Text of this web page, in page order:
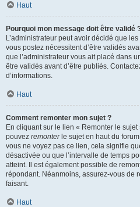
Haut
Pourquoi mon message doit être validé
L’administrateur peut avoir décidé que
vous postez nécessitent d’être validés
que l’administrateur vous ait placé dans
être validés avant d’être publiés.
d’informations.
Haut
Comment remonter mon sujet ?
En cliquant sur le lien « Remonter le
pouvez remonterle sujet en haut du
vous ne voyez pas ce lien, cela signifie
désactivée ou que l’intervalle de temps
atteint. Il est également possible de
répondant. Néanmoins, assurez-vous de
faisant.
Haut